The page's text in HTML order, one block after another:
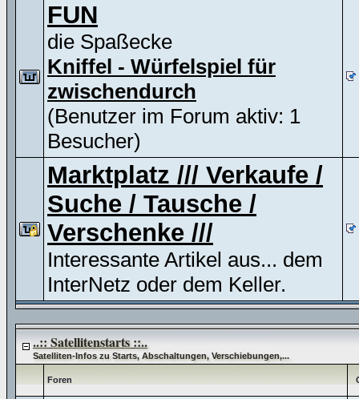
FUN
die Spaßecke
Kniffel - Würfelspiel für
zwischendurch
(Benutzer im Forum aktiv: 1
Besucher)
Marktplatz /// Verkaufe /
Suche / Tausche /
Verschenke ///
Interessante Artikel aus... dem
InterNetz oder dem Keller.
..:: Satellitenstarts ::..
Satelliten-Infos zu Starts, Abschaltungen, Verschiebungen,...
Foren